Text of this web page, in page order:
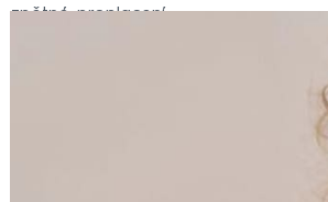
zpětné proplacení.